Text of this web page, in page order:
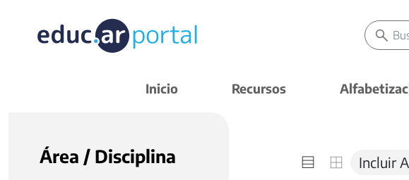
Inicio Recursos
Área / Disciplina Incluir